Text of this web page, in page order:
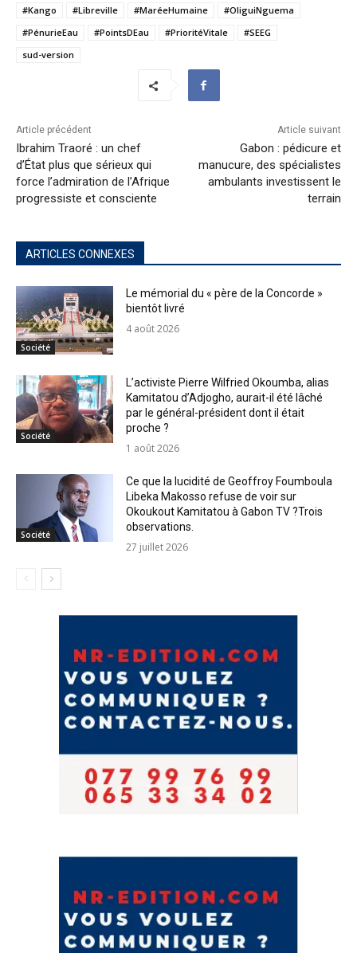
#Kango #Libreville #MaréeHumaine
#OliguiNguema
#PénurieEau
#PointsDEau #PrioritéVitale
#SEEG
sud-version
Article précédent
Ibrahim Traoré : un chef
d’État plus que sérieux qui
force l’admiration de l’Afrique
progressiste et consciente
Article suivant
Gabon : pédicure et
manucure, des spécialistes
ambulants investissent le
terrain
ARTICLES CONNEXES
Société
Le mémorial du « père de la Concorde »
bientôt livré
4 août 2026
Société
L’activiste Pierre Wilfried Okoumba, alias
Kamitatou d’Adjogho, aurait-il été lâché
par le général-président dont il était
proche ?
1 août 2026
Société
Ce que la lucidité de Geoffroy Foumboula
Libeka Makosso refuse de voir sur
Okoukout Kamitatou à Gabon TV ?Trois
observations.
27 juillet 2026